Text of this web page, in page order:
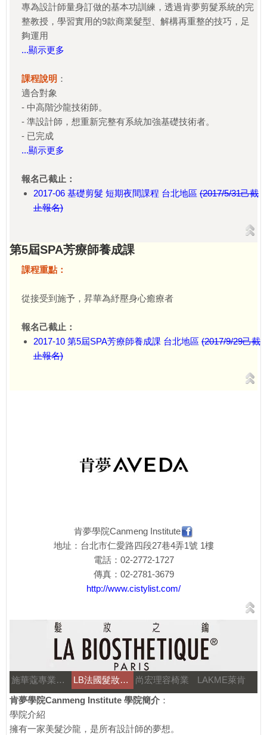
專為設計師量身訂做的基本功訓練，透過肯夢剪髮系統的完
整教授，學習實用的9款商業髮型、解構再重整的技巧，足
夠運用
...顯示更多
課程說明 ：
適合對象
- 中高階沙龍技術師。
- 準設計師，想重新完整有系統加強基礎技術者。
- 已完成
...顯示更多
報名己截止：
2017-06 基礎剪髮 短期夜間課程 台北地區 (2017/5/31己截
止報名)
第5屆SPA芳療師養成課
課程重點：
從接受到施予，昇華為紓壓身心癒療者
報名己截止：
2017-10 第5屆SPA芳療師養成課 台北地區 (2017/9/29己截
止報名)
肯夢學院Canmeng Institute
地址：台北市仁愛路四段27巷4弄1號 1樓
電話：02-2772-1727
傳真：02-2781-3679
http://www.cistylist.com/
施華蔻專業美髮 LB法國髮妝之鑰 尚宏理容椅業
LAKME萊肯
肯夢學院Canmeng Institute 學院簡介 ：
學院介紹
擁有一家美髮沙龍，是所有設計師的夢想。